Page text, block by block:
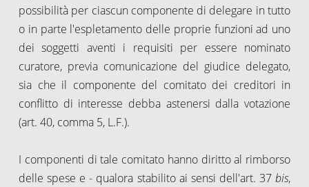
possibilità per ciascun componente di delegare in tutto
o in parte l'espletamento delle proprie funzioni ad uno
dei soggetti aventi i requisiti per essere nominato
curatore, previa comunicazione del giudice delegato,
sia che il componente del comitato dei creditori in
conflitto di interesse debba astenersi dalla votazione
(art. 40, comma 5, L.F.).
I componenti di tale comitato hanno diritto al rimborso
delle spese e - qualora stabilito ai sensi dell'art. 37 bis,